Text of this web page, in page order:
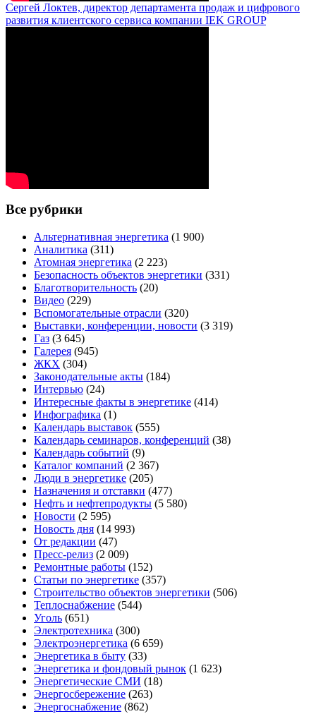
Сергей Локтев, директор департамента продаж и цифрового
развития клиентского сервиса компании IEK GROUP
Все рубрики
Альтернативная энергетика (1 900)
Аналитика (311)
Атомная энергетика (2 223)
Безопасность объектов энергетики (331)
Благотворительность (20)
Видео (229)
Вспомогательные отрасли (320)
Выставки, конференции, новости (3 319)
Газ (3 645)
Галерея (945)
ЖКХ (304)
Законодательные акты (184)
Интервью (24)
Интересные факты в энергетике (414)
Инфографика (1)
Календарь выставок (555)
Календарь семинаров, конференций (38)
Календарь событий (9)
Каталог компаний (2 367)
Люди в энергетике (205)
Назначения и отставки (477)
Нефть и нефтепродукты (5 580)
Новости (2 595)
Новость дня (14 993)
От редакции (47)
Пресс-релиз (2 009)
Ремонтные работы (152)
Статьи по энергетике (357)
Строительство объектов энергетики (506)
Теплоснабжение (544)
Уголь (651)
Электротехника (300)
Электроэнергетика (6 659)
Энергетика в быту (33)
Энергетика и фондовый рынок (1 623)
Энергетические СМИ (18)
Энергосбережение (263)
Энергоснабжение (862)